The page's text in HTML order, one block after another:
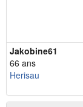
Jakobine61
66 ans
Herisau